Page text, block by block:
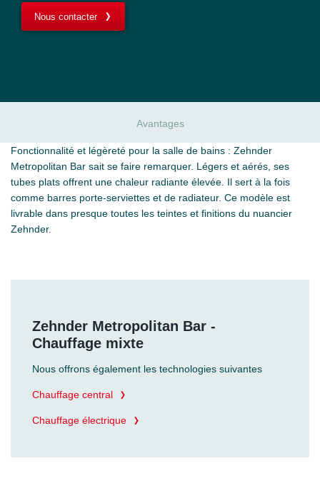
Nous contacter
Avantages
Fonctionnalité et légèreté pour la salle de bains : Zehnder
Metropolitan Bar sait se faire remarquer. Légers et aérés, ses
tubes plats offrent une chaleur radiante élevée. Il sert à la fois
comme barres porte-serviettes et de radiateur. Ce modèle est
livrable dans presque toutes les teintes et finitions du nuancier
Zehnder.
Zehnder Metropolitan Bar -
Chauffage mixte
Nous offrons également les technologies suivantes
Chauffage central
Chauffage électrique